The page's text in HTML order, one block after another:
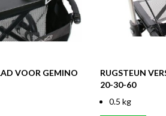
VOOR GEMINO
RUGSTEUN
20-30-60
0.5 kg